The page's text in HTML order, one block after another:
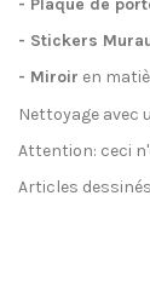
- Plaque de
- Stickers
- Miroir en
Nettoyage avec
Attention: ceci
Articles